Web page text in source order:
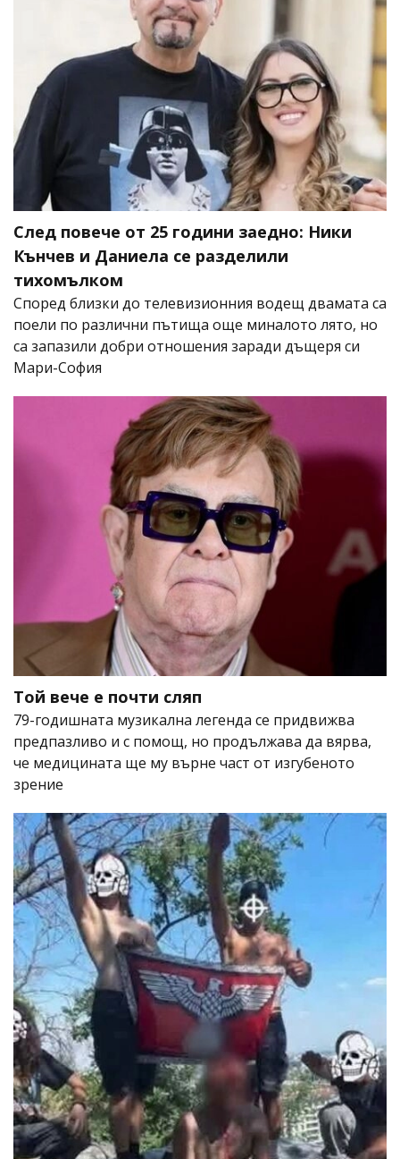
След повече от 25 години заедно: Ники
Кънчев и Даниела се разделили
тихомълком
Според близки до телевизионния водещ двамата са
поели по различни пътища още миналото лято, но
са запазили добри отношения заради дъщеря си
Мари-София
Той вече е почти сляп
79-годишната музикална легенда се придвижва
предпазливо и с помощ, но продължава да вярва,
че медицината ще му върне част от изгубеното
зрение